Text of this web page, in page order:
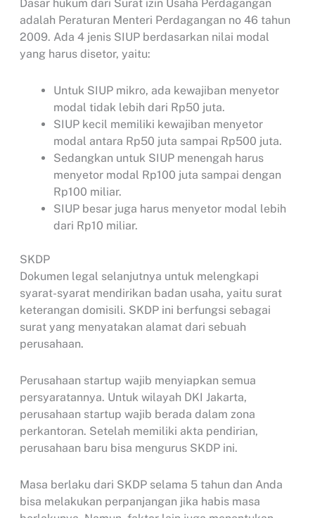
Dasar hukum dari Surat izin Usaha Perdagangan
adalah Peraturan Menteri Perdagangan no 46 tahun
2009. Ada 4 jenis SIUP berdasarkan nilai modal
yang harus disetor, yaitu:
Untuk SIUP mikro, ada kewajiban menyetor
modal tidak lebih dari Rp50 juta.
SIUP kecil memiliki kewajiban menyetor
modal antara Rp50 juta sampai Rp500 juta.
Sedangkan untuk SIUP menengah harus
menyetor modal Rp100 juta sampai dengan
Rp100 miliar.
SIUP besar juga harus menyetor modal lebih
dari Rp10 miliar.
SKDP
Dokumen legal selanjutnya untuk melengkapi
syarat-syarat mendirikan badan usaha, yaitu surat
keterangan domisili. SKDP ini berfungsi sebagai
surat yang menyatakan alamat dari sebuah
perusahaan.
Perusahaan startup wajib menyiapkan semua
persyaratannya. Untuk wilayah DKI Jakarta,
perusahaan startup wajib berada dalam zona
perkantoran. Setelah memiliki akta pendirian,
perusahaan baru bisa mengurus SKDP ini.
Masa berlaku dari SKDP selama 5 tahun dan Anda
bisa melakukan perpanjangan jika habis masa